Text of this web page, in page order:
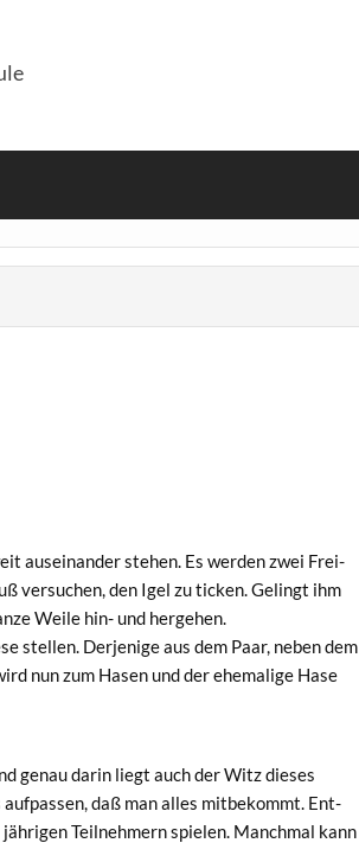
aus­ein­an­der ste­hen. Es wer­den zwei Frei­
ver­su­chen, den Igel zu ticken. Gelingt ihm
Wei­le hin- und hergehen.
stel­len. Der­je­ni­ge aus dem Paar, neben dem
nun zum Hasen und der ehe­ma­li­ge Hase
genau dar­in liegt auch der Witz die­ses
daß man alles mit­be­kommt. Ent­
Teil­neh­mern spie­len. Manch­mal kann